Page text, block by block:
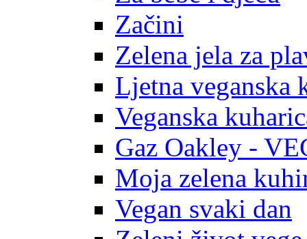
Začini
Zelena jela za
Ljetna veganska
Veganska
Gaz Oakley -
Moja zelena
Vegan svaki dan